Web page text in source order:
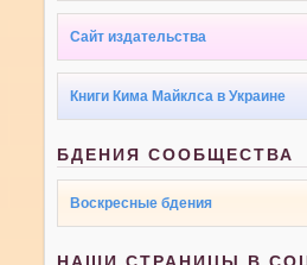
Сайт издательства
Книги Кима Майклса в Украине
БДЕНИЯ СООБЩЕСТВА
Воскресные бдения
НАШИ СТРАНИЦЫ В